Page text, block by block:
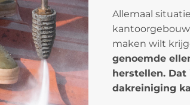
Allemaal
maken wilt
genoemde
herstellen. Dat
dakreiniging